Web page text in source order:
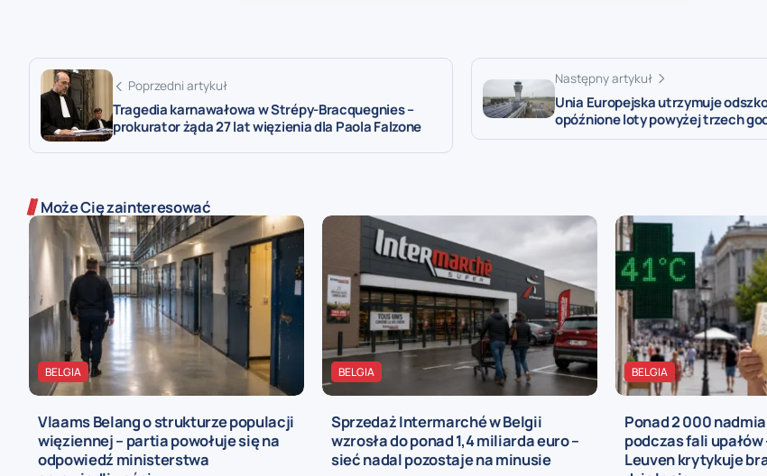
Poprzedni artykuł
Tragedia karnawałowa w Strépy-Bracquegnies –
prokurator żąda 27 lat więzienia dla Paola Falzone
Następny artykuł
Unia Europejska utrzymuje
opóźnione loty powyżej trzech
Może Cię zainteresować
BELGIA
Vlaams Belang o strukturze populacji
więziennej – partia powołuje się na
odpowiedź ministerstwa
BELGIA
Sprzedaż Intermarché w Belgii
wzrosła do ponad 1,4 miliarda euro –
sieć nadal pozostaje na minusie
BELGIA
Ponad 2 000
podczas fali upałów
Leuven krytykuje